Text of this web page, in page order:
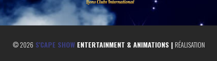
©2026 S'CAPE SHOWENTERTAINMENT & ANIMATIONS | RÉALISATION